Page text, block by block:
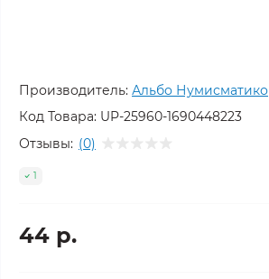
Производитель: Альбо Нумисматико
Код Товара: UP-25960-1690448223
Отзывы: (0)
1
44 р.